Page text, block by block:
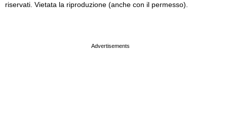
riservati. Vietata la riproduzione (anche con il permesso).